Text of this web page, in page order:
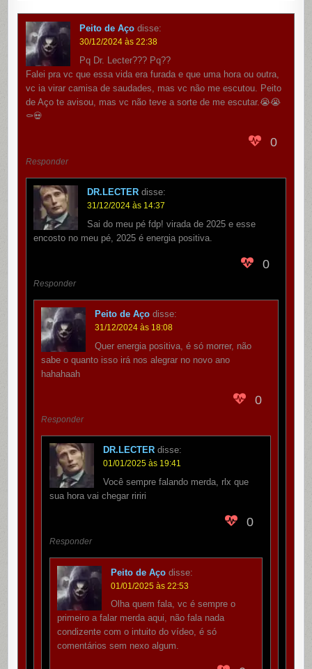
Peito de Aço disse:
30/12/2024 às 22:38
Pq Dr. Lecter??? Pq??
Falei pra vc que essa vida era furada e que uma hora ou outra,
vc ia virar camisa de saudades, mas vc não me escutou. Peito
de Aço te avisou, mas vc não teve a sorte de me escutar.😭😭
⚰️💀
0
Responder
DR.LECTER disse:
31/12/2024 às 14:37
Sai do meu pé fdp! virada de 2025 e esse
encosto no meu pé, 2025 é energia positiva.
0
Responder
Peito de Aço disse:
31/12/2024 às 18:08
Quer energia positiva, é só morrer, não
sabe o quanto isso irá nos alegrar no novo ano
hahahaah
0
Responder
DR.LECTER disse:
01/01/2025 às 19:41
Você sempre falando merda, rlx que
sua hora vai chegar ririri
0
Responder
Peito de Aço disse:
01/01/2025 às 22:53
Olha quem fala, vc é sempre o
primeiro a falar merda aqui, não fala nada
condizente com o intuito do vídeo, é só
comentários sem nexo algum.